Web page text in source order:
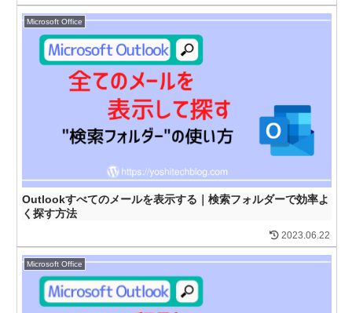
Microsoft Office
Outlookすべてのメールを表示する｜検索フォルダーで効率よ
く探す方法
2023.06.22
Microsoft Office